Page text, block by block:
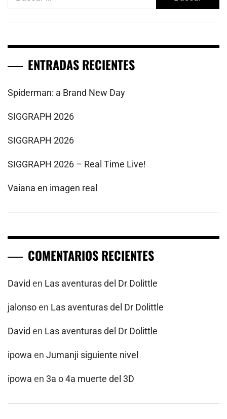
ENTRADAS RECIENTES
Spiderman: a Brand New Day
SIGGRAPH 2026
SIGGRAPH 2026
SIGGRAPH 2026 – Real Time Live!
Vaiana en imagen real
COMENTARIOS RECIENTES
David en Las aventuras del Dr Dolittle
jalonsoen Las aventuras del Dr Dolittle
David en Las aventuras del Dr Dolittle
ipowa en Jumanji siguiente nivel
ipowa en 3a o 4a muerte del 3D